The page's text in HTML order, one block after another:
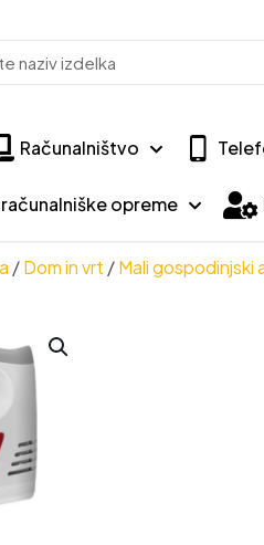
Računalništvo
opreme
/ Dom in vrt / Mali gospodinjski